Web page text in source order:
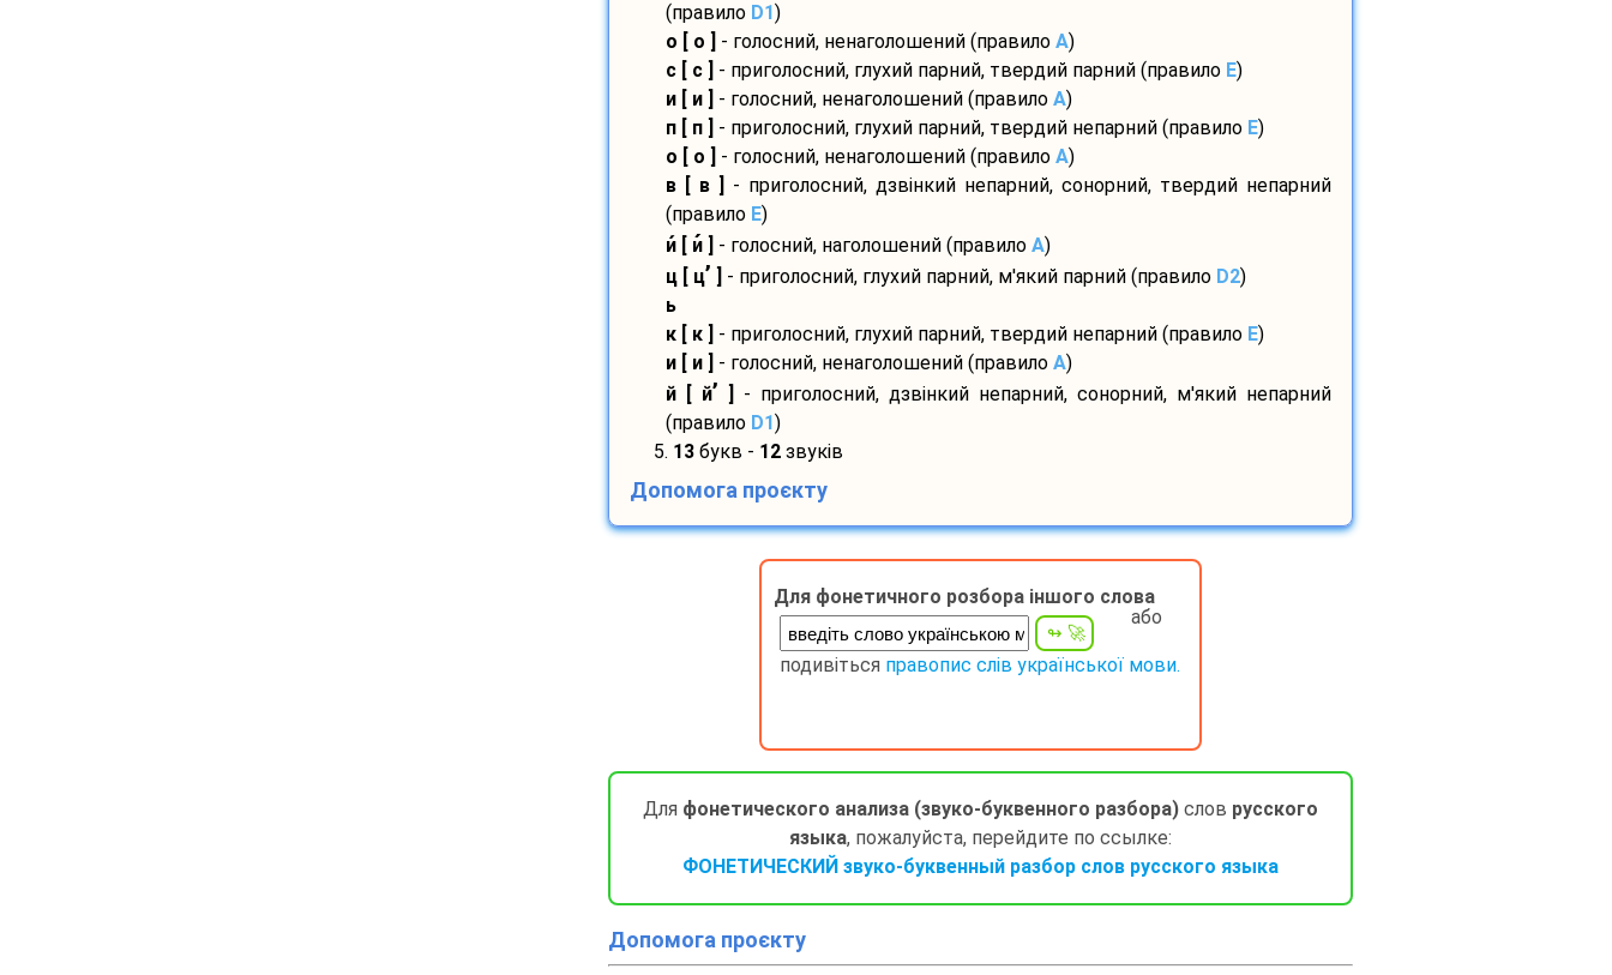
(правило D1)
о [ о ]
- голосний, ненаголошений (правило A)
с [ с ]
- приголосний, глухий парний, твердий парний (правило E)
и [ и ]
- голосний, ненаголошений (правило A)
п [ п ]
- приголосний, глухий парний, твердий непарний (правило E)
о [ о ]
- голосний, ненаголошений (правило A)
в [ в ]
- приголосний, дзвінкий непарний, сонорний, твердий непарний
(правило E)
и[ и] - голосний, наголошений (правило A)
ц [ ц’ - приголосний, глухий парний, м'який парний (правило D2)
ь
к [ к ]
- приголосний, глухий парний, твердий непарний (правило E)
и [ и ]
- голосний, ненаголошений (правило A)
й [ й’
- приголосний, дзвінкий непарний, сонорний, м'який непарний
(правило D1)
5. 13букв - 12звуків
Допомога проєкту
Для фонетичного розбора іншого слова
або
подивіться правопис слів української мови.
Для фонетического анализа (звуко-буквенного разбора)слов русского
языка, пожалуйста, перейдите по ссылке:
ФОНЕТИЧЕСКИЙ звуко-буквенный разбор слов русского языка
Допомога проєкту